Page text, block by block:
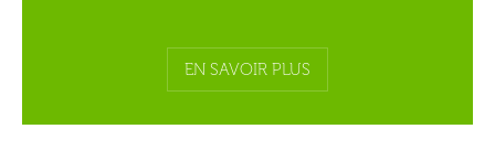
EN SAVOIR PLUS